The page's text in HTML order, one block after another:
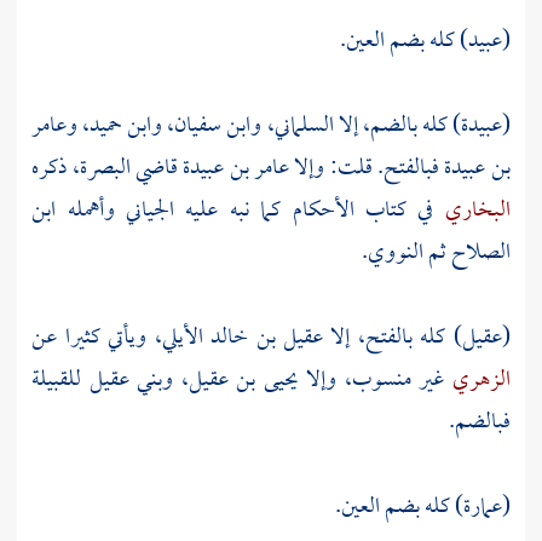
(عبيد) كله بضم العين.
(عبيدة) كله بالضم، إلاالسلماني،وابن سفيان،وابن حميد،وعامر
بن عبيدةفبالفتح. قلت: وإلاعامر بن عبيدةقاضيالبصرة،ذكره
البخاري في كتاب الأحكام كما نبه عليه الجياني وأهمله ابن
الصلاح ثم النووي.
(عقيل) كله بالفتح، إلاعقيل بن خالد الأيلي، ويأتي كثيرا عن
الزهري غير منسوب، وإلايحيى بن عقيل، وبني عقيل للقبيلة
فبالضم.
(عمارة) كله بضم العين.